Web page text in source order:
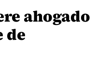
ahogado
de